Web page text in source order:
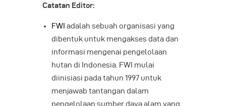
Catatan Editor:
FWI adalah sebuah organisasi yang
dibentuk untuk mengakses data dan
informasi mengenai pengelolaan
hutan di Indonesia. FWI mulai
diinisiasi pada tahun 1997 untuk
menjawab tantangan dalam
pengelolaan sumber daya alam yang